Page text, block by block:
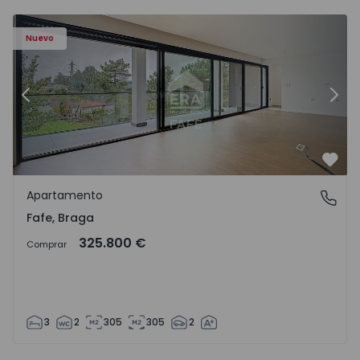
Nuevo
Anterior
Fafe, Braga
Apartamento
Fafe, Braga
Comprar 325.800 €
3 2 305 305 2